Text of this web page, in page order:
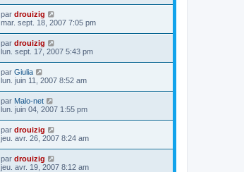
par drouizig
mar. sept. 18, 2007 7:05 pm
par drouizig
lun. sept. 17, 2007 5:43 pm
par Giulia
lun. juin 11, 2007 8:52 am
par Malo-net
lun. juin 04, 2007 1:55 pm
par drouizig
jeu. avr. 26, 2007 8:24 am
par drouizig
jeu. avr. 19, 2007 8:12 am